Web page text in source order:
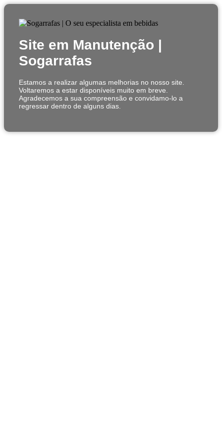
Site em Manutenção |
Sogarrafas
Estamos a realizar algumas melhorias no nosso site.
Voltaremos a estar disponíveis muito em breve.
Agradecemos a sua compreensão e convidamo-lo a
regressar dentro de alguns dias.